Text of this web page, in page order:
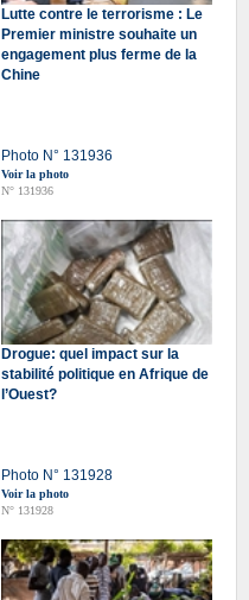
Lutte contre le terrorisme : Le
Premier ministre souhaite un
engagement plus ferme de la
Chine
Photo N° 131936
Voir la photo
N° 131936
Drogue: quel impact sur la
stabilité politique en Afrique de
l’Ouest?
Photo N° 131928
Voir la photo
N° 131928